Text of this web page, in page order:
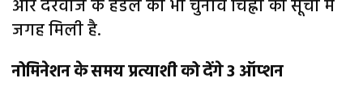
और दरवाजे के हैंडल को भी चुनाव चिह्नों की सूची में
जगह मिली है.
नोमिनेशन के समय प्रत्याशी को देंगे 3 ऑप्शन